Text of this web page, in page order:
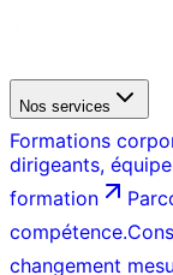
Nos services
Formations
dirigeants,
formation
compétence.
changement